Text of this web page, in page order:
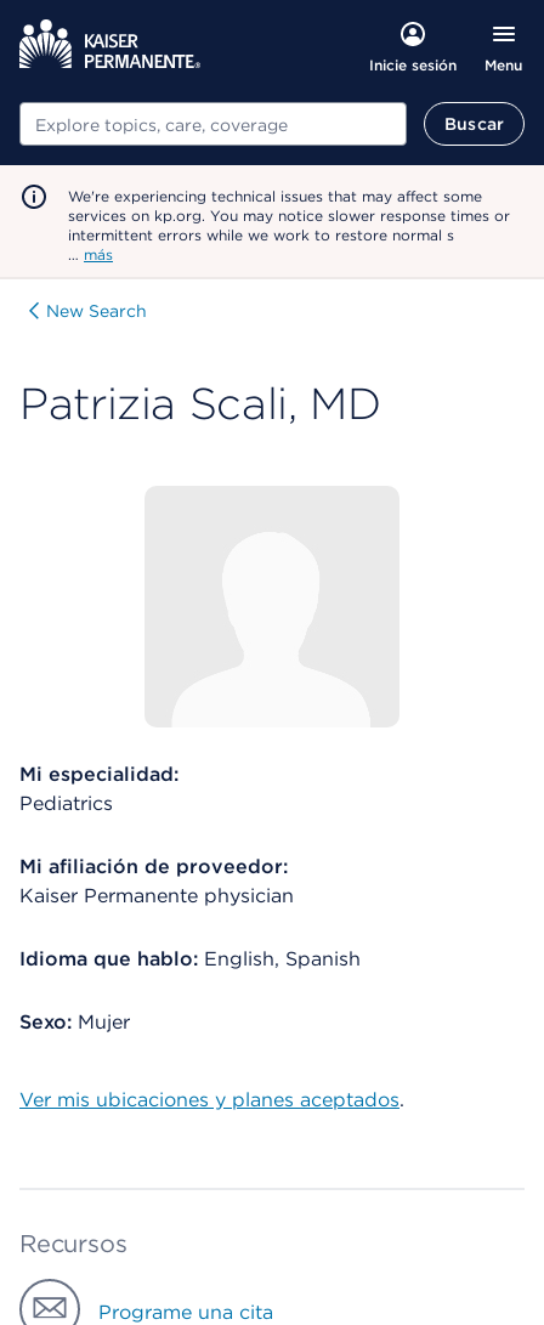
Inicie sesión Menu
Buscar Buscar
We're experiencing technical issues that may affect some
services on kp.org. You may notice slower response times or
intermittent errors while we work to restore normal s
… más
New Search
Patrizia Scali, MD
Mi especialidad:
Pediatrics
Mi afiliación de proveedor:
Kaiser Permanente physician
Idioma que hablo: English, Spanish
Sexo: Mujer
Ver mis ubicaciones y planes aceptados.
Recursos
Programe una cita